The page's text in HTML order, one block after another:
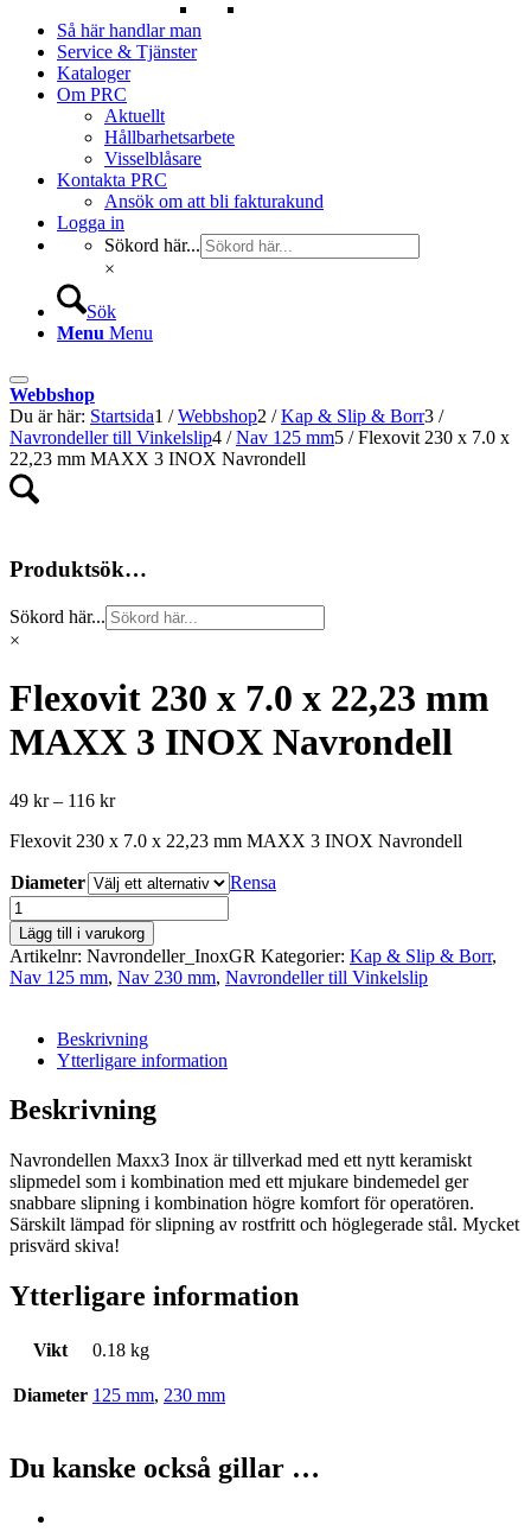
Så här handlar man
Service & Tjänster
Kataloger
Om PRC
Aktuellt
Hållbarhetsarbete
Visselblåsare
Kontakta PRC
Ansök om att bli fakturakund
Logga in
Sökord här...
×
Sök
Menu Menu
Webbshop
Du är här: Startsida1 / Webbshop2 / Kap & Slip & Borr3 /
Navrondeller till Vinkelslip4 / Nav 125 mm5 / Flexovit 230 x 7.0 x
22,23 mm MAXX 3 INOX Navrondell
Produktsök…
Sökord här...
×
Flexovit 230 x 7.0 x 22,23 mm
MAXX 3 INOX Navrondell
49 kr – 116 krPrisintervall:
till
Flexovit 230 x 7.0 x 22,23 mm MAXX 3 INOX Navrondell
Diameter
Rensa
Flexovit
230
x
7.0
x
MAXX
INOX
Navrondell
Lägg till i varukorg
Artikelnr: Navrondeller_InoxGR Kategorier: Kap & Slip & Borr,
Nav 125 mm, Nav 230 mm, Navrondeller till Vinkelslip
Beskrivning
Ytterligare information
Beskrivning
Navrondellen Maxx3 Inox är tillverkad med ett nytt keramiskt
slipmedel som i kombination med ett mjukare bindemedel ger
snabbare slipning i kombination högre komfort för operatören.
Särskilt lämpad för slipning av rostfritt och höglegerade stål. Mycket
prisvärd skiva!
Ytterligare information
Vikt 0.18 kg
Diameter 125 mm, 230 mm
Du kanske också gillar …